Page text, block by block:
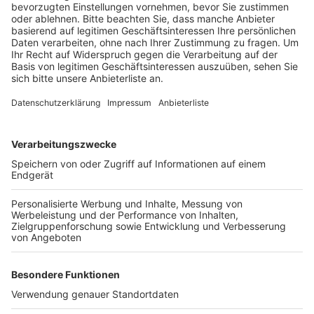
Veröffentlicht:Mittwoch, 15.02.2023 12:53
Anzeige
Freitag 8 Uhr wieder öffnet, bleibt der „Jardin secret“
Karnevalstage bis zum 20. Februar geschlossen, heißt
es von der Schlossverwaltung. Der restliche
Schlosspark ist täglich von 8.00 Uhr bis 17.00 Uhr für
einen Spaziergang geöffnet – außer bei Glatteis oder
Unwetter.
Anzeige